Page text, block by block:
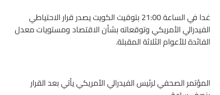
غدا في الساعة 21:00 بتوقيت الكويت يصدر قرار الاحتياطي
الفيدرالي الأمريكي وتوقعاته بشأن الاقتصاد ومستويات معدل
الفائدة للأعوام الثلاثة المقبلة.
المؤتمر الصحفي لرئيس الفيدرالي الأمريكي يأتي بعد القرار